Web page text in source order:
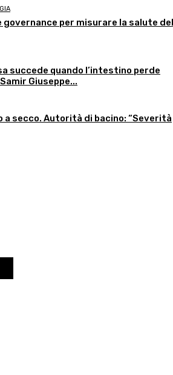
governance per misurare la salute del
succede quando l’intestino perde
Giuseppe...
a secco. Autorità di bacino: “Severità